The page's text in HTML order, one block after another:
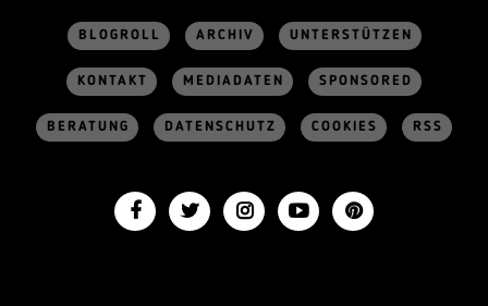
BLOGROLL ARCHIV UNTERSTÜTZEN
KONTAKT MEDIADATEN SPONSORED
BERATUNG DATENSCHUTZ COOKIES RSS